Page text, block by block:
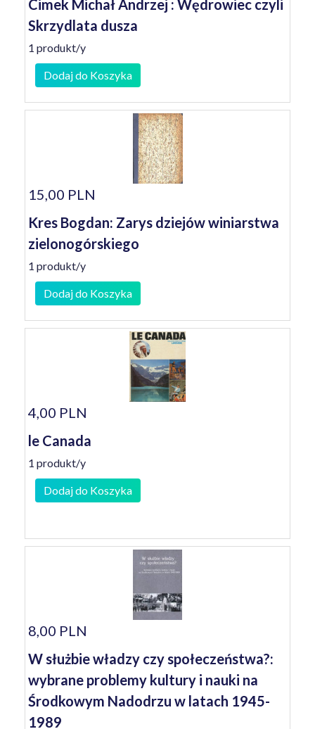
Cimek Michał Andrzej : Wędrowiec czyli
Skrzydlata dusza
1 produkt/y
Dodaj do Koszyka
15,00 PLN
Kres Bogdan: Zarys dziejów winiarstwa
zielonogórskiego
1 produkt/y
Dodaj do Koszyka
4,00 PLN
le Canada
1 produkt/y
Dodaj do Koszyka
8,00 PLN
W służbie władzy czy społeczeństwa?:
wybrane problemy kultury i nauki na
Środkowym Nadodrzu w latach 1945-
1989